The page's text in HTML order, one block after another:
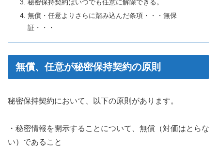
秘密保持契約はいつでも任意に解除できる。
無償・任意よりさらに踏み込んだ条項・・・無保
証・・・
無償、任意が秘密保持契約の原則
秘密保持契約において、以下の原則があります。
・秘密情報を開示することについて、無償（対価はとらな
い）であること